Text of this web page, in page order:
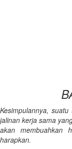
Kesimpulannya,
jalinan kerja sama
akan membuahkan
harapkan.